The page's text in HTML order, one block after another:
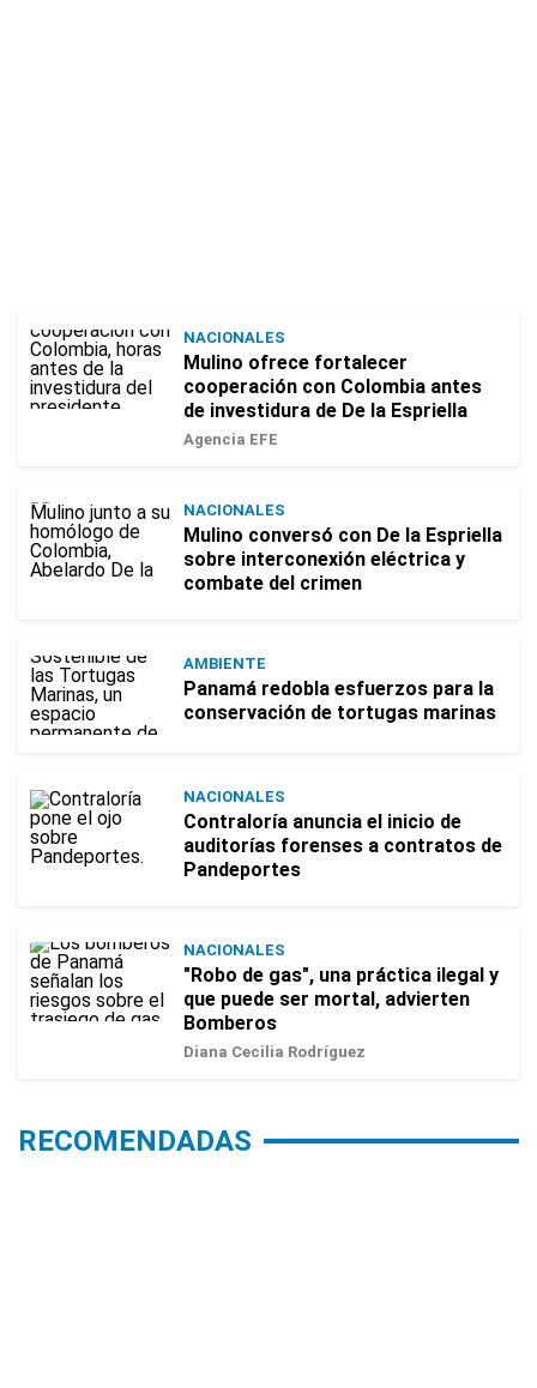
NACIONALES
Mulino ofrece fortalecer
cooperación con Colombia antes
de investidura de De la Espriella
Agencia EFE
NACIONALES
Mulino conversó con De la Espriella
sobre interconexión eléctrica y
combate del crimen
AMBIENTE
Panamá redobla esfuerzos para la
conservación de tortugas marinas
NACIONALES
Contraloría anuncia el inicio de
auditorías forenses a contratos de
Pandeportes
NACIONALES
"Robo de gas", una práctica ilegal y
que puede ser mortal, advierten
Bomberos
Diana Cecilia Rodríguez
RECOMENDADAS